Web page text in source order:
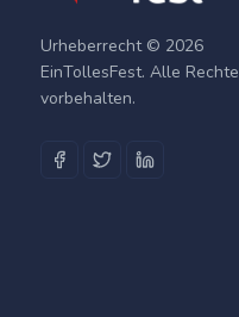
Urheberrecht © 2026
EinTollesFest. Alle Rechte
vorbehalten.